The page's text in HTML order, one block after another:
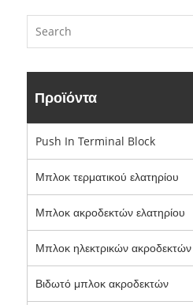
Προϊόντα
Push In Terminal Block
Μπλοκ τερματικού ελατηρίου
Μπλοκ ακροδεκτών ελατηρίου
Μπλοκ ηλεκτρικών ακροδεκτών
Βιδωτό μπλοκ ακροδεκτών